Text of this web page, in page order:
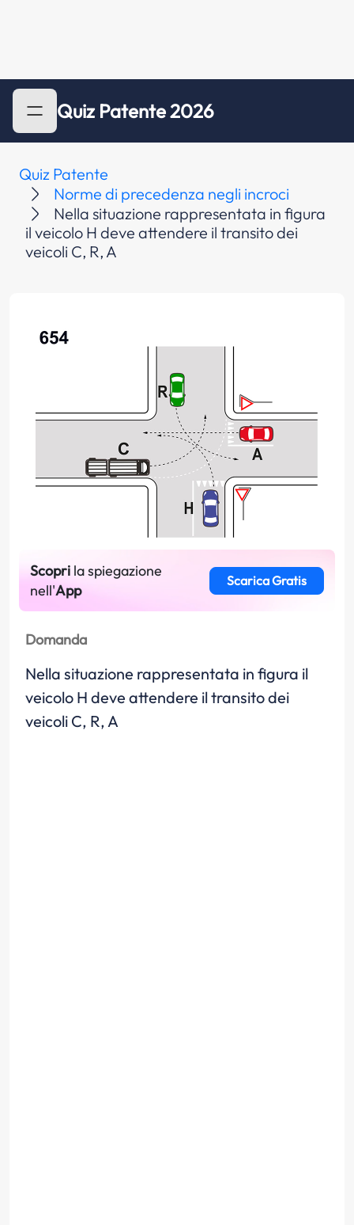
Quiz Patente 2026
Quiz Patente
Norme di precedenza negli incroci
Nella situazione rappresentata in figura
il veicolo H deve attendere il transito dei
veicoli C, R, A
Scopri la spiegazione
nell'App
Scarica Gratis
Domanda
Nella situazione rappresentata in figura il
veicolo H deve attendere il transito dei
veicoli C, R, A